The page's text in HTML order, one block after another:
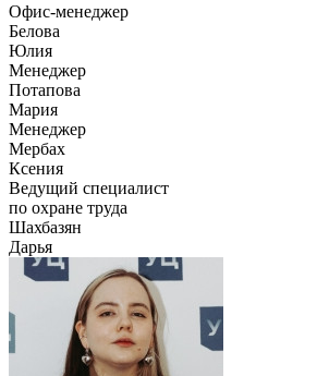
Офис-менеджер
Белова
Юлия
Менеджер
Потапова
Мария
Менеджер
Мербах
Ксения
Ведущий специалист
по охране труда
Шахбазян
Дарья